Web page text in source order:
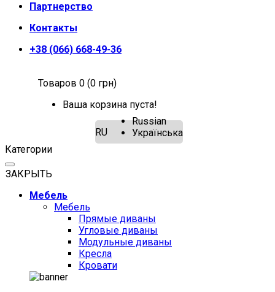
Партнерство
Контакты
+38 (066) 668-49-36
Товаров 0 (0 грн)
Ваша корзина пуста!
RU
Russian
Українська
Категории
ЗАКРЫТЬ
Мебель
Мебель
Прямые диваны
Угловые диваны
Модульные диваны
Кресла
Кровати